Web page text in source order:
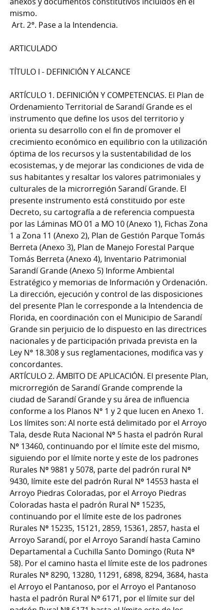
mismo.
Art. 2°. Pase a la Intendencia.
ARTICULADO
TÍTULO I - DEFINICIÓN Y ALCANCE
ARTÍCULO 1. DEFINICIÓN Y COMPETENCIAS. El Plan de
Ordenamiento Territorial de Sarandí Grande es el
instrumento que define los usos del territorio y
orienta su desarrollo con el fin de promover el
crecimiento económico en equilibrio con la utilización
óptima de los recursos y la sustentabilidad de los
ecosistemas, y de mejorar las condiciones de vida de
sus habitantes y resaltar los valores patrimoniales y
culturales de la microrregión Sarandí Grande. El
presente instrumento está constituido por este
Decreto, su cartografía a de referencia compuesta
por las Láminas MO 01 a MO 10 (Anexo 1), Fichas Zona
1 a Zona 11 (Anexo 2), Plan de Gestión Parque Tomás
Berreta (Anexo 3), Plan de Manejo Forestal Parque
Tomás Berreta (Anexo 4), Inventario Patrimonial
Sarandí Grande (Anexo 5) Informe Ambiental
Estratégico y memorias de Información y Ordenación.
La dirección, ejecución y control de las disposiciones
del presente Plan le corresponde a la Intendencia de
Florida, en coordinación con el Municipio de Sarandí
Grande sin perjuicio de lo dispuesto en las directrices
nacionales y de participación privada prevista en la
Ley N° 18.308 y sus reglamentaciones, modifica vas y
concordantes.
ARTÍCULO 2. ÁMBITO DE APLICACIÓN. El presente Plan,
microrregión de Sarandí Grande comprende la
ciudad de Sarandí Grande y su área de influencia
conforme a los Planos N° 1 y 2 que lucen en Anexo 1.
Los límites son: Al norte está delimitado por el Arroyo
Tala, desde Ruta Nacional Nº 5 hasta el padrón Rural
Nº 13460, continuando por el límite este del mismo,
siguiendo por el límite norte y este de los padrones
Rurales Nº 9881 y 5078, parte del padrón rural Nº
9430, límite este del padrón Rural Nº 14553 hasta el
Arroyo Piedras Coloradas, por el Arroyo Piedras
Coloradas hasta el padrón Rural Nº 15235,
continuando por el límite este de los padrones
Rurales Nº 15235, 15121, 2859, 15361, 2857, hasta el
Arroyo Sarandí, por el Arroyo Sarandí hasta Camino
Departamental a Cuchilla Santo Domingo (Ruta Nº
58). Por el camino hasta el límite este de los padrones
Rurales Nº 8290, 13280, 11291, 6898, 8294, 3684, hasta
el Arroyo el Pantanoso, por el Arroyo el Pantanoso
hasta el padrón Rural Nº 6171, por el límite sur del